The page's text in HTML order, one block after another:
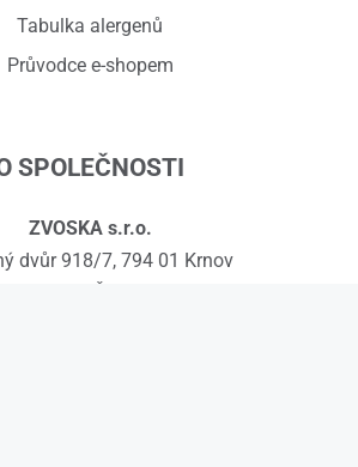
Tabulka alergenů
Průvodce e-shopem
SPOLEČNOSTI
ZVOSKA s.r.o.
dvůr 918/7, 794 01 Krnov